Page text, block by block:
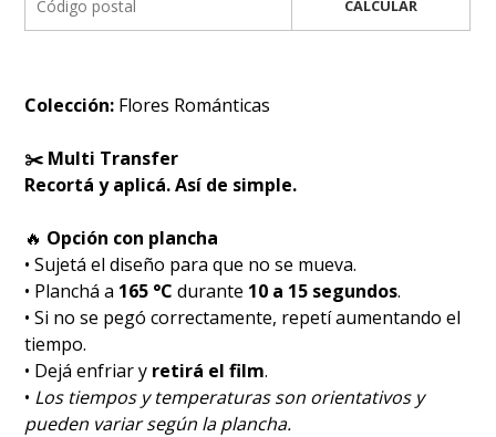
CALCULAR
Colección: Flores Románticas
✂️ Multi Transfer
Recortá y aplicá. Así de simple.
🔥 Opción con plancha
• Sujetá el diseño para que no se mueva.
• Planchá a 165 °C durante 10 a 15 segundos.
• Si no se pegó correctamente, repetí aumentando el
tiempo.
• Dejá enfriar y retirá el film.
• Los tiempos y temperaturas son orientativos y
pueden variar según la plancha.